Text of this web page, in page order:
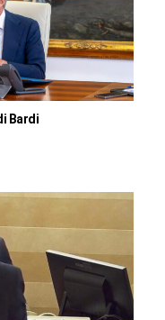
Bardi